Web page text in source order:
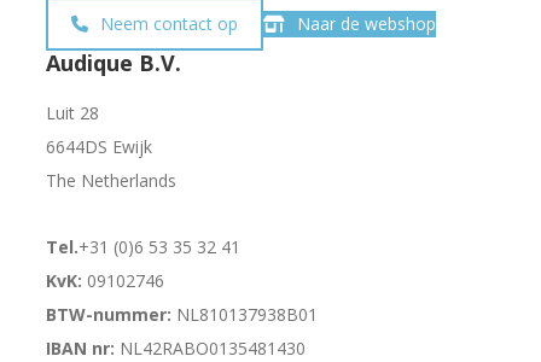
Neem contact op Naar de webshop
Audique B.V.
Luit 28
6644DS Ewijk
The Netherlands
Tel.+31 (0)6 53 35 32 41
KvK: 09102746
BTW-nummer: NL810137938B01
IBAN nr: NL42RABO0135481430